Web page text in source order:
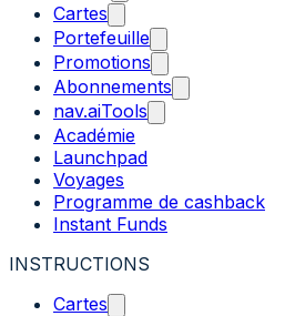
Cartes
Portefeuille
Promotions
Abonnements
nav.aiTools
Académie
Launchpad
Voyages
Programme de cashback
Instant Funds
INSTRUCTIONS
Cartes